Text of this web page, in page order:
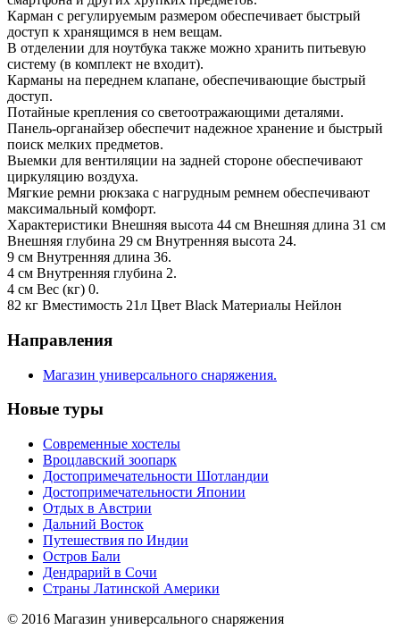
Карман с регулируемым размером обеспечивает быстрый
доступ к хранящимся в нем вещам.
В отделении для ноутбука также можно хранить питьевую
систему (в комплект не входит).
Карманы на переднем клапане, обеспечивающие быстрый
доступ.
Потайные крепления со светоотражающими деталями.
Панель-органайзер обеспечит надежное хранение и быстрый
поиск мелких предметов.
Выемки для вентиляции на задней стороне обеспечивают
циркуляцию воздуха.
Мягкие ремни рюкзака с нагрудным ремнем обеспечивают
максимальный комфорт.
Характеристики Внешняя высота 44 см Внешняя длина 31 см
Внешняя глубина 29 см Внутренняя высота 24.
9 см Внутренняя длина 36.
4 см Внутренняя глубина 2.
4 см Вес (кг) 0.
82 кг Вместимость 21л Цвет Black Материалы Нейлон
Направления
Магазин универсального снаряжения.
Новые туры
Современные хостелы
Вроцлавский зоопарк
Достопримечательности Шотландии
Достопримечательности Японии
Отдых в Австрии
Дальний Восток
Путешествия по Индии
Остров Бали
Дендрарий в Сочи
Страны Латинской Америки
© 2016 Магазин универсального снаряжения